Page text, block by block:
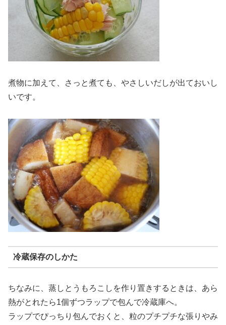
煮物に加えて、さっと煮ても、やさしいだしが出ておいし
いです。
冷蔵保存のしかた
ちなみに、蒸しとうもろこしを作り置きするときは、あら
熱がとれたら1個ずつラップで包んで冷蔵庫へ。
ラップでぴっちり包んでおくと、粒のプチプチな張りやみ